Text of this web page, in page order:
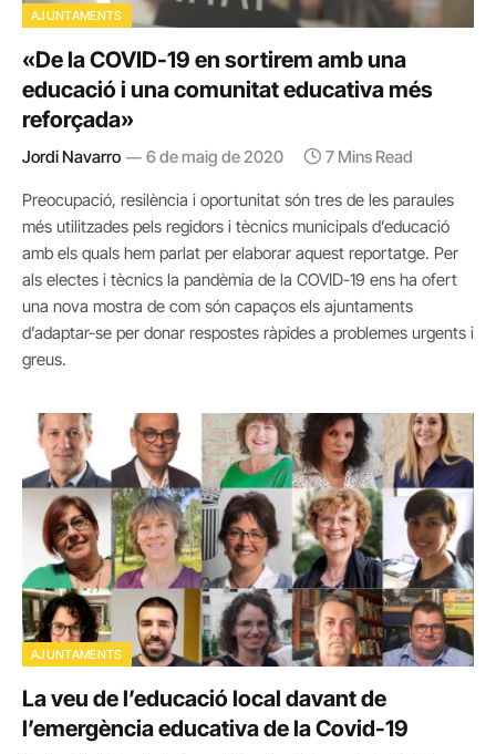
AJUNTAMENTS
«De la COVID-19 en sortirem amb una
educació i una comunitat educativa més
reforçada»
Jordi Navarro 6 de maig de 2020 7 Mins Read
Preocupació, resilència i oportunitat són tres de les paraules
més utilitzades pels regidors i tècnics municipals d’educació
amb els quals hem parlat per elaborar aquest reportatge. Per
als electes i tècnics la pandèmia de la COVID-19 ens ha ofert
una nova mostra de com són capaços els ajuntaments
d’adaptar-se per donar respostes ràpides a problemes urgents i
greus.
AJUNTAMENTS
La veu de l’educació local davant de
l’emergència educativa de la Covid-19